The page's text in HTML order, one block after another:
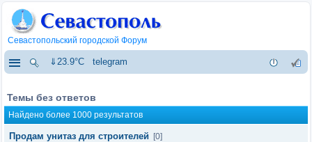
Севастопольский городской Форум
⇓23.9°C telegram
Темы без ответов
Найдено более 1000 результатов
Продам унитаз для строителей
[0]